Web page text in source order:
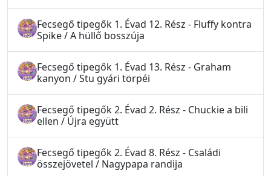
Fecsegő tipegők 1. Évad 12. Rész - Fluffy kontra
Spike / A hüllő bosszúja
Fecsegő tipegők 1. Évad 13. Rész - Graham
kanyon / Stu gyári törpéi
Fecsegő tipegők 2. Évad 2. Rész - Chuckie a bili
ellen / Újra együtt
Fecsegő tipegők 2. Évad 8. Rész - Családi
összejövetel / Nagypapa randija